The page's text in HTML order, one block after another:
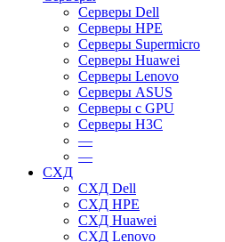
Серверы Dell
Серверы HPE
Серверы Supermicro
Серверы Huawei
Серверы Lenovo
Серверы ASUS
Серверы c GPU
Серверы H3C
—
—
СХД
СХД Dell
СХД HPE
СХД Huawei
СХД Lenovo